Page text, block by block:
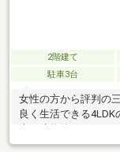
2階建て
駐車3台
女性の方から評判の
良く生活できる4LDK
古戸建物件です。
きる物件です。シス